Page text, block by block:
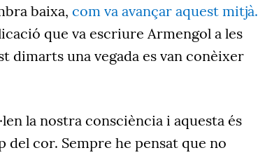
baixa, com va avançar aquest mitjà.
que va escriure Armengol a les
dimarts una vegada es van conèixer
la nostra consciència i aquesta és
cor. Sempre he pensat que no